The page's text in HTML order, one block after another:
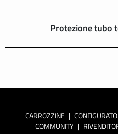
Protezione tubo
CARROZZINE |
COMMUNITY |